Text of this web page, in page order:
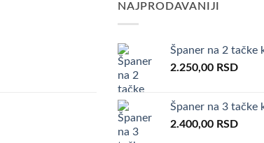
NAJPRODAVANIJI
Španer na 2 tačke
2.250,00 RSD
Španer na 3 tačke
2.400,00 RSD